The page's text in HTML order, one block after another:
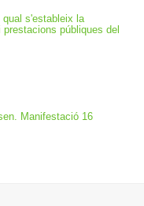
qual s'estableix la
públiques del
Manifestació 16